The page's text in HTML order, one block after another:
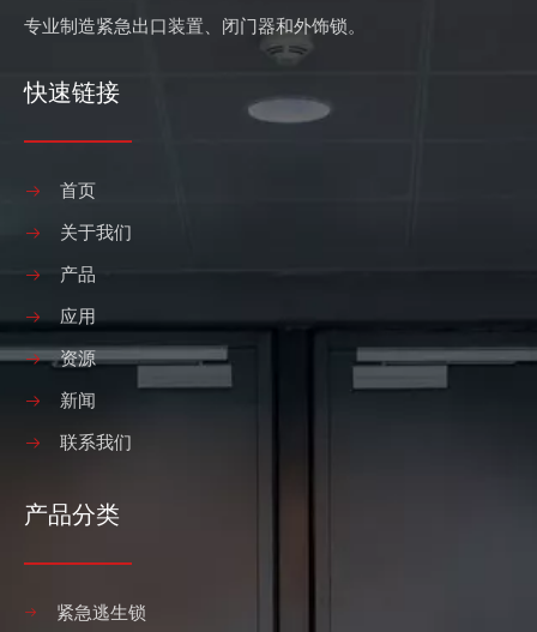
专业制造紧急出口装置、闭门器和外饰锁。
快速链接
首页
关于我们
产品
应用
资源
新闻
联系我们
产品分类
紧急逃生锁